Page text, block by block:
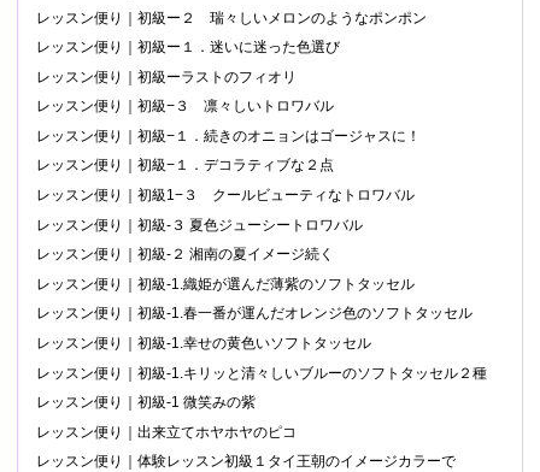
レッスン便り｜初級ー２ 瑞々しいメロンのようなポンポン
レッスン便り｜初級ー１．迷いに迷った色選び
レッスン便り｜初級ーラストのフィオリ
レッスン便り｜初級−３ 凛々しいトロワバル
レッスン便り｜初級−１．続きのオニョンはゴージャスに！
レッスン便り｜初級−１．デコラティブな２点
レッスン便り｜初級1−３ クールビューティなトロワバル
レッスン便り｜初級-３ 夏色ジューシートロワバル
レッスン便り｜初級-２ 湘南の夏イメージ続く
レッスン便り｜初級-1.織姫が選んだ薄紫のソフトタッセル
レッスン便り｜初級-1.春一番が運んだオレンジ色のソフトタッセル
レッスン便り｜初級-1.幸せの黄色いソフトタッセル
レッスン便り｜初級-1.キリッと清々しいブルーのソフトタッセル２種
レッスン便り｜初級-1 微笑みの紫
レッスン便り｜出来立てホヤホヤのピコ
レッスン便り｜体験レッスン初級１タイ王朝のイメージカラーで